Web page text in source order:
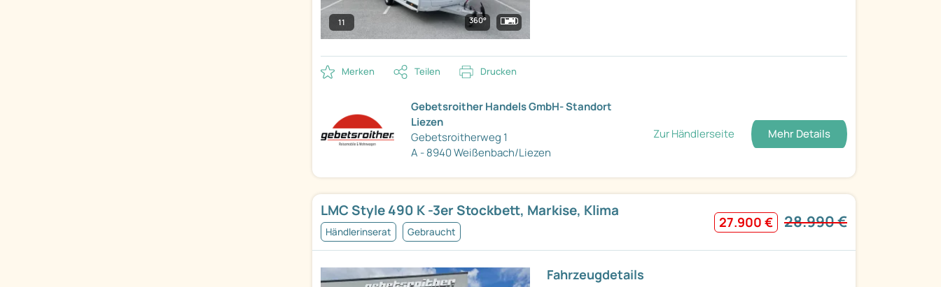
11 360°
Merken Teilen Drucken
Gebetsroither Handels GmbH- Standort
Liezen
Gebetsroitherweg 1
A - 8940 Weißenbach/Liezen
Zur Händlerseite Mehr Details
LMC Style 490 K -3er Stockbett, Markise, Klima
Händlerinserat Gebraucht
27.900 € 28.990 €
Fahrzeugdetails